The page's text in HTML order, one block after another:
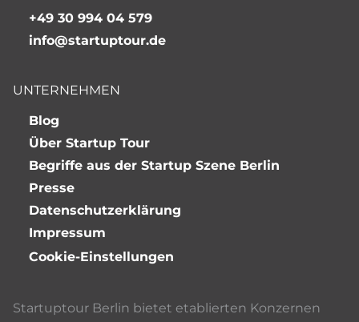
+49 30 994 04 579
info@startuptour.de
UNTERNEHMEN
Blog
Über Startup Tour
Begriffe aus der Startup Szene Berlin
Presse
Datenschutzerklärung
Impressum
Cookie-Einstellungen
Startuptour Berlin bietet etablierten Konzernen